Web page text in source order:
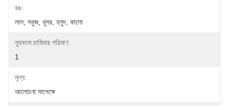
রঙ:
লাল, সবুজ, ধূসর, হলুদ, কালো
ন্যূনতম চাহিদার পরিমাণ:
1
মূল্য:
আলোচনা সাপেক্ষে